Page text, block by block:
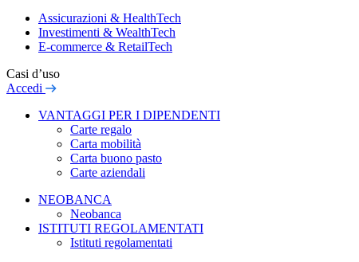
Assicurazioni & HealthTech
Investimenti & WealthTech
E-commerce & RetailTech
Casi d’uso
Accedi
VANTAGGI PER I DIPENDENTI
Carte regalo
Carta mobilità
Carta buono pasto
Carte aziendali
NEOBANCA
Neobanca
ISTITUTI REGOLAMENTATI
Istituti regolamentati